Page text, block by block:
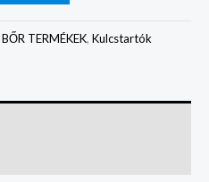
BŐR TERMÉKEK, Kulcstartók